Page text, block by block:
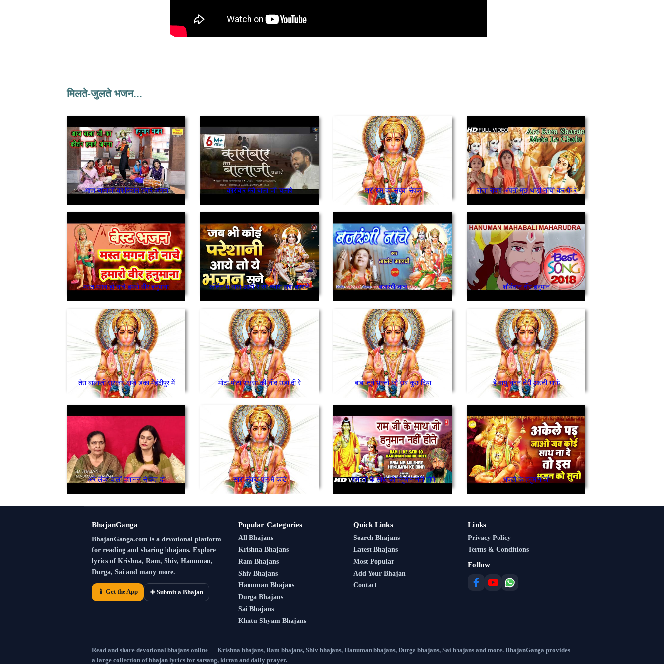
मिलते-जुलते भजन...
आज बालाजी का किर्तन हमारे अंगना कारोबार मेरो बाला जी चलावे श्री राम का सच्चा सेवक राजा रावण अपनी मूछ थोड़ी नीची कर के रे
मस्त मगन हो नाचे हमरो वीर हनुमाना कीर्तन में बाबा आयो रे रंग न्यारा लगा बरसने बजरंगी नाचे शौर्यवान वीर हनुमान
तेरा बालाजी सरकार बाजे डंका मेहंदीपुर में मोटा मोटा राक्षसा की नींद उड़ा दी रे बाबा तूने भक्तों को सब कुछ दिया हे वायु नंदन तेरी आरती गाऊं
अरे लंका वालों दशानन से कह दो सारा संकट पल मे काटे राम जी के साथ जो हनुमान नही होते भक्तो के हनुमान जी
BhajanGanga
BhajanGanga.com is a devotional platform
for reading and sharing bhajans. Explore
lyrics of Krishna, Ram, Shiv, Hanuman,
Durga, Sai and many more.
📱 Get the App ➕ Submit a Bhajan
Popular Categories
All Bhajans
Krishna Bhajans
Ram Bhajans
Shiv Bhajans
Hanuman Bhajans
Durga Bhajans
Sai Bhajans
Khatu Shyam Bhajans
Quick Links
Search Bhajans
Latest Bhajans
Most Popular
Add Your Bhajan
Contact
Links
Privacy Policy
Terms & Conditions
Follow
Read and share devotional bhajans online — Krishna bhajans, Ram bhajans, Shiv bhajans, Hanuman bhajans, Durga bhajans, Sai bhajans and more. BhajanGanga provides
a large collection of bhajan lyrics for satsang, kirtan and daily prayer.